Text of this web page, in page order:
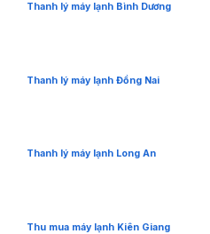
Thanh lý máy lạnh Bình Dương
Thanh lý máy lạnh Đồng Nai
Thanh lý máy lạnh Long An
Thu mua máy lạnh Kiên Giang